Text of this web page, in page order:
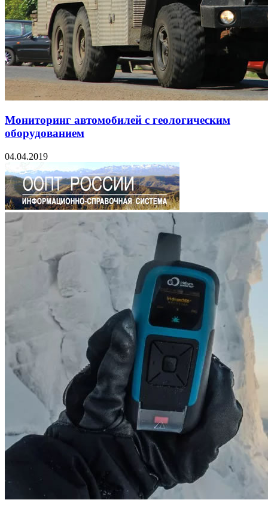
Мониторинг автомобилей с геологическим
оборудованием
04.04.2019